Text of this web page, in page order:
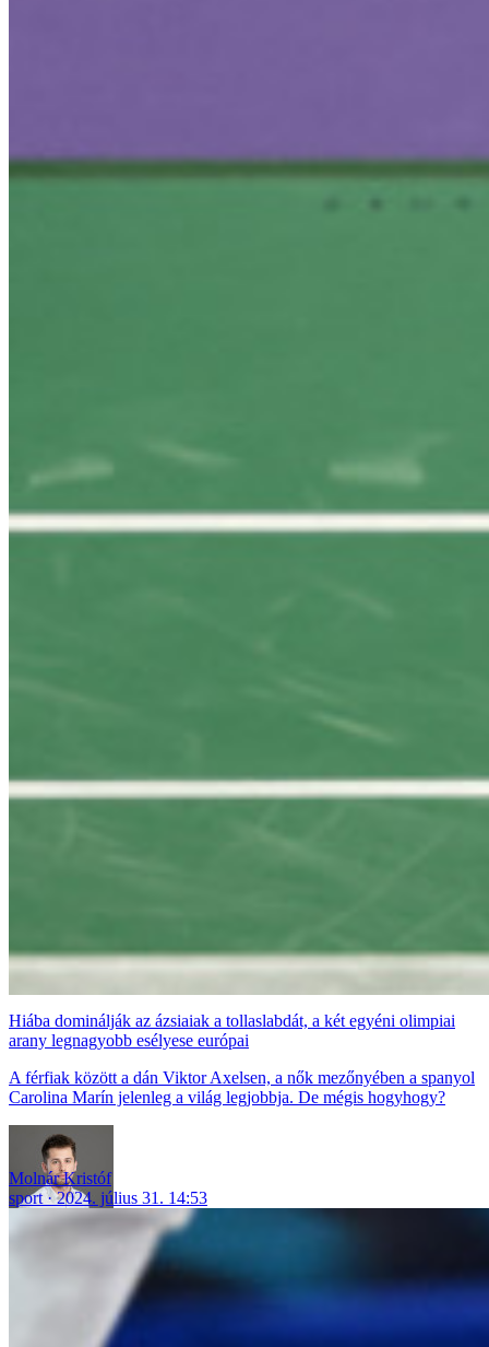
Hiába dominálják az ázsiaiak a tollaslabdát, a két egyéni olimpiai
arany legnagyobb esélyese európai
A férfiak között a dán Viktor Axelsen, a nők mezőnyében a spanyol
Carolina Marín jelenleg a világ legjobbja. De mégis hogyhogy?
Molnár Kristóf
sport
2024. július 31. 14:53